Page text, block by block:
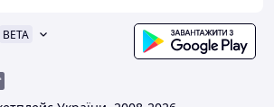
BETA